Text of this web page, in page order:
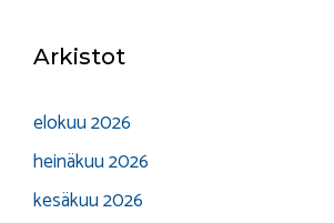
Arkistot
elokuu 2026
heinäkuu 2026
kesäkuu 2026